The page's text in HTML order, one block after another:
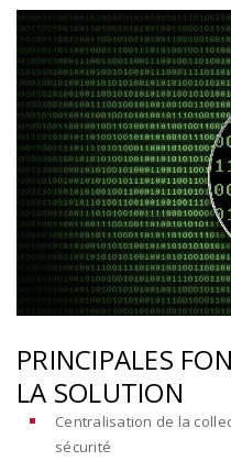
PRINCIPALES
LA SOLUTION
Centralisation de la
sécurité